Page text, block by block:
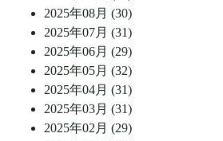
2025年08月 (30)
2025年07月 (31)
2025年06月 (29)
2025年05月 (32)
2025年04月 (31)
2025年03月 (31)
2025年02月 (29)